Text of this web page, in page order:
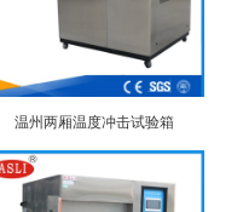
温州两厢温度冲击试验箱